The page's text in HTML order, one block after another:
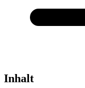
Inhalt